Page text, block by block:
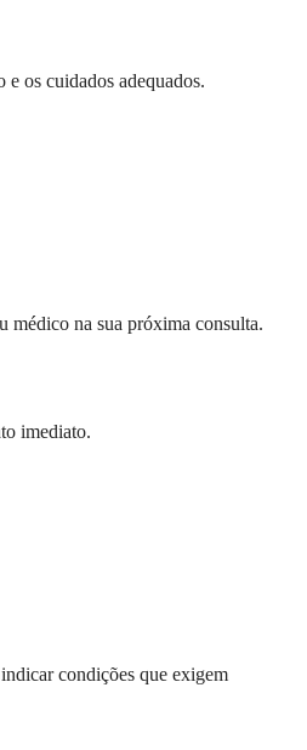
e os cuidados adequados.
médico na sua próxima consulta.
imediato.
condições que exigem